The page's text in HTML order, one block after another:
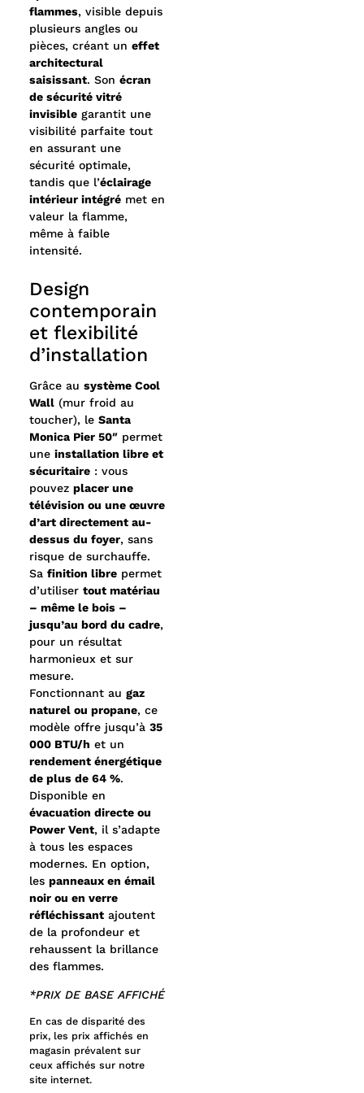
flammes, visible depuis
plusieurs angles ou
pièces, créant uneffet
architectural
saisissant. Sonécran
de sécurité vitré
invisible garantit une
visibilité parfaite tout
en assurant une
sécurité optimale,
tandis que l’éclairage
intérieur intégré met en
valeur la flamme,
même à faible
intensité.
Design
contemporain
et flexibilité
d’installation
Grâce ausystème Cool
Wall (mur froid au
toucher), leSanta
Monica Pier 50″ permet
uneinstallation libre et
sécuritaire : vous
pouvezplacer une
télévision ou une œuvre
d’art directement au-
dessus du foyer, sans
risque de surchauffe.
Safinition libre permet
d’utilisertout matériau
– même le bois –
jusqu’au bord du cadre,
pour un résultat
harmonieux et sur
mesure.
Fonctionnant augaz
naturel ou propane, ce
modèle offre jusqu’à35
000 BTU/h et un
rendement énergétique
de plus de 64 %.
Disponible en
évacuation directe ou
Power Vent, il s’adapte
à tous les espaces
modernes. En option,
lespanneaux en émail
noir ou en verre
réfléchissant ajoutent
de la profondeur et
rehaussent la brillance
des flammes.
*PRIX DE BASE AFFICHÉ
En cas de disparité des
prix, les prix affichés en
magasin prévalent sur
ceux affichés sur notre
site internet.
sécuritaire
Choix du combustible : gaz naturel (GN) ou
propane (PL)
Disponible en version à évacuation directe ou à
évacuation forcée (Power Vent)